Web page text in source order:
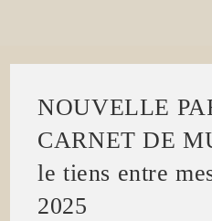
NOUVELLE
CARNET DE
le tiens entre
2025